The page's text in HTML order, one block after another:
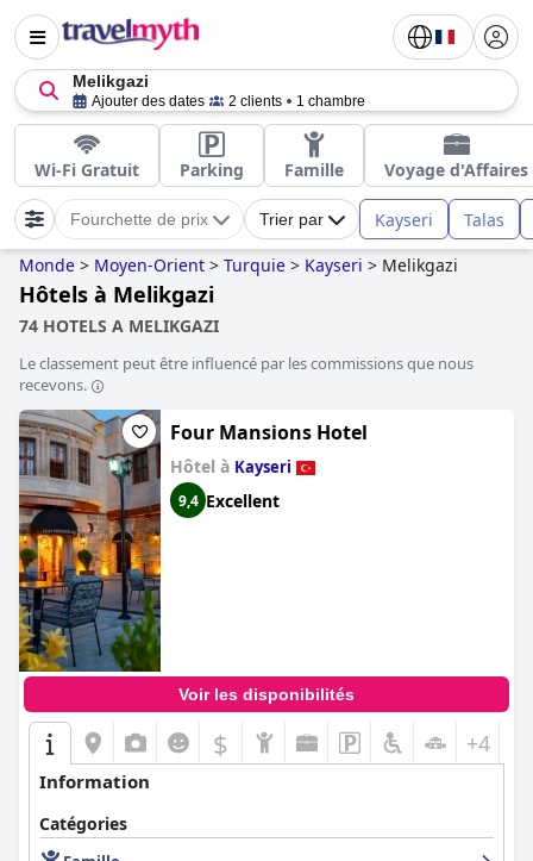
Melikgazi
Ajouter des dates 2 clients 1 chambre
Wi-Fi Gratuit Parking Famille Voyage d'Affaires
Fourchette de prix Trier par Kayseri Talas
Monde > Moyen-Orient > Turquie > Kayseri > Melikgazi
Hôtels à Melikgazi
74 HOTELS A MELIKGAZI
Le classement peut être influencé par les commissions que nous
recevons.
Four Mansions Hotel
Hôtel à Kayseri
9,4 Excellent
Voir les disponibilités
$ +4
Information
Catégories